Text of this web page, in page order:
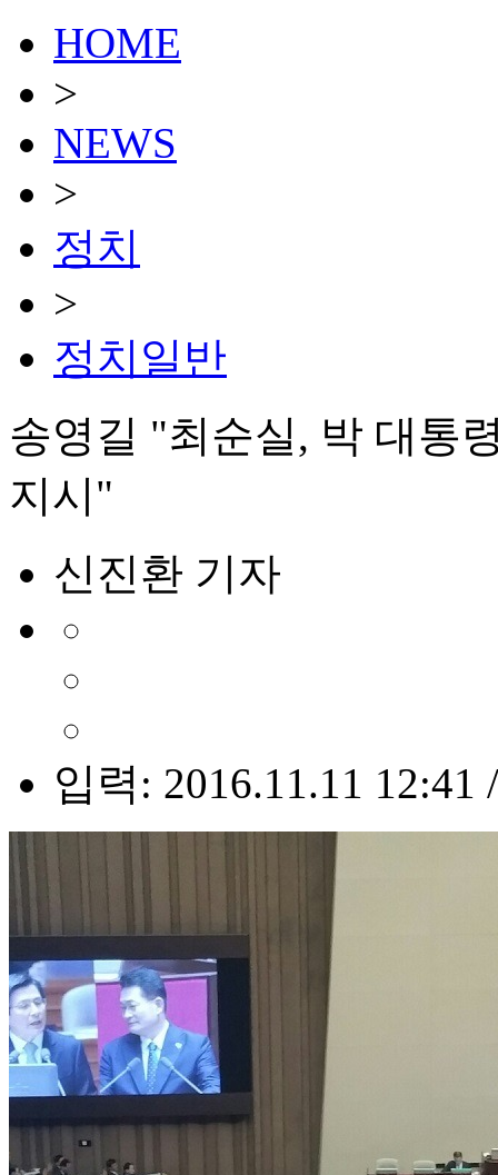
HOME
>
NEWS
>
정치
>
정치일반
송영길 "최순실, 박 대통
지시"
신진환 기자
입력: 2016.11.11 12:41